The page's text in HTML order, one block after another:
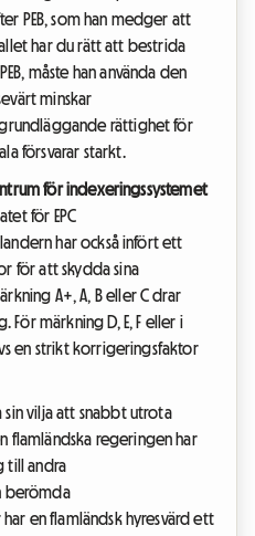
PEB, som han medger att
har du rätt att bestrida
måste han använda den
minskar
rättighet för
försvarar starkt.
för indexeringssystemet
för EPC
har också infört ett
för att skydda sina
A+, A, B eller C drar
märkning D, E, F eller i
en strikt korrigeringsfaktor
sin vilja att snabbt utrota
flamländska regeringen har
till andra
berömda
en flamländsk hyresvärd ett